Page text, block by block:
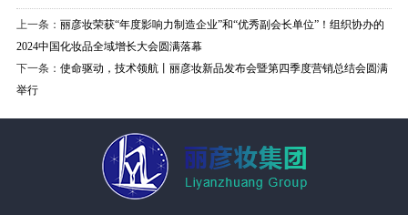
上一条： 丽彦妆荣获“年度影响力制造企业”和“优秀副会长单位”！组织协办的
2024中国化妆品全域增长大会圆满落幕
下一条： 使命驱动，技术领航丨丽彦妆新品发布会暨第四季度营销总结会圆满
举行